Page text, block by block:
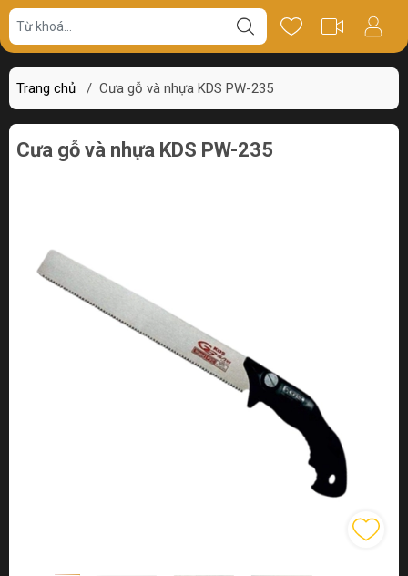
Trang chủ / Cưa gỗ và nhựa KDS PW-235
Giá bán Thông số Review
Cưa gỗ và nhựa KDS PW-235